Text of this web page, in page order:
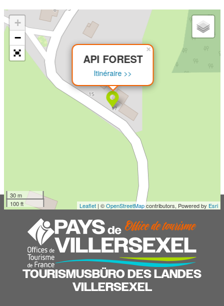
API FOREST
Itinéraire >>
×
+
−
30 m
100 ft
Leaflet| ©OpenStreetMapcontributors, Powered by Esri
TOURISMUSBÜRO DES LANDES
VILLERSEXEL